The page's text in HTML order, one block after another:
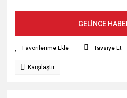
GELİNCE
Tavsiye Et
Karşılaştır